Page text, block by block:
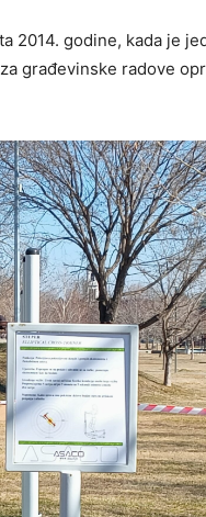
2014. godine, kada je
građevinske radove